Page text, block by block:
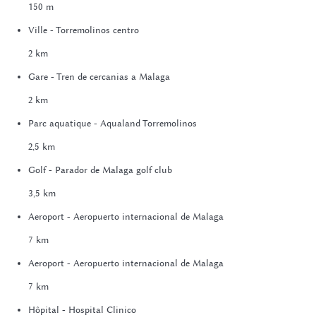
150 m
Ville - Torremolinos centro
2 km
Gare - Tren de cercanias a Malaga
2 km
Parc aquatique - Aqualand Torremolinos
2,5 km
Golf - Parador de Malaga golf club
3,5 km
Aeroport - Aeropuerto internacional de Malaga
7 km
Aeroport - Aeropuerto internacional de Malaga
7 km
Hôpital - Hospital Clinico